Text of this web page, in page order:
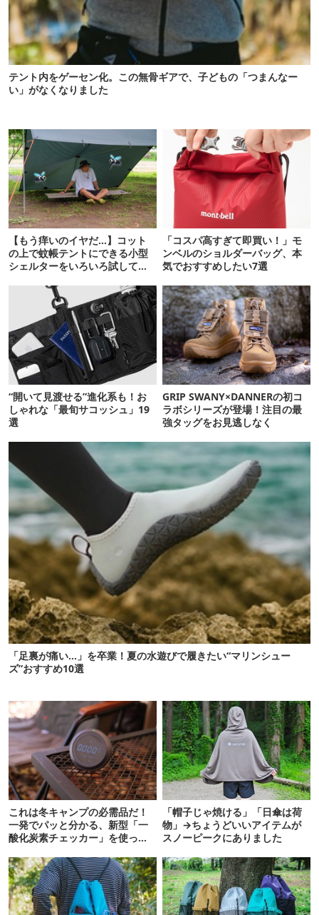
テント内をゲーセン化。この無骨ギアで、子どもの「つまんなー
い」がなくなりました
【もう痒いのイヤだ…】コット
の上で蚊帳テントにできる小型
シェルターをいろいろ試してみ
「コスパ高すぎて即買い！」モ
ンベルのショルダーバッグ、本
気でおすすめしたい7選
“開いて見渡せる”進化系も！お
しゃれな「最旬サコッシュ」19
選
GRIP SWANY×DANNERの初コ
ラボシリーズが登場！注目の最
強タッグをお見逃しなく
「足裏が痛い…」を卒業！夏の水遊びで履きたい“マリンシュー
ズ”おすすめ10選
これは冬キャンプの必需品だ！
一発でパッと分かる、新型「一
酸化炭素チェッカー」を使って
「帽子じゃ焼ける」「日傘は荷
物」→ちょうどいいアイテムが
スノーピークにありました